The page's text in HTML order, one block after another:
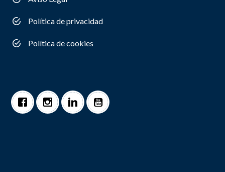
Política de privacidad
Política de cookies